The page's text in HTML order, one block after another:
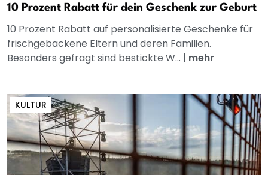
10 Prozent Rabatt für dein Geschenk zur Geburt
10 Prozent Rabatt auf personalisierte Geschenke für
frischgebackene Eltern und deren Familien.
Besonders gefragt sind bestickte W... | mehr
KULTUR